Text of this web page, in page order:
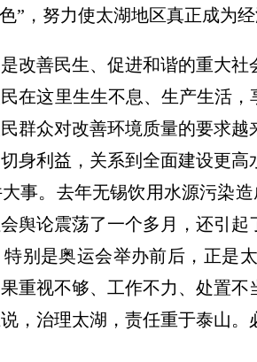
”，努力使太湖地区真正成为
善民生、促进和谐的重大社
在这里生生不息、生产生活
群众对改善环境质量的要求
身利益，关系到全面建设更
事。去年无锡饮用水源污染
舆论震荡了一个多月，还引
别是奥运会举办前后，正是
重视不够、工作不力、处置
，治理太湖，责任重于泰山